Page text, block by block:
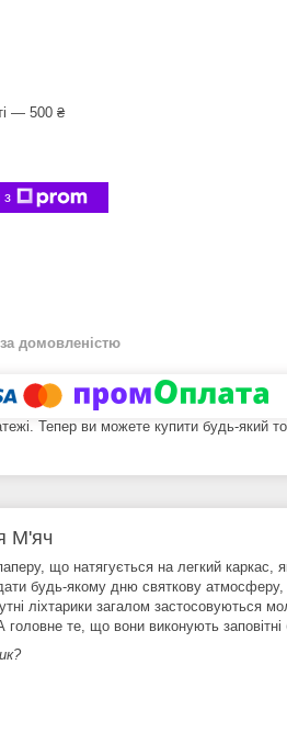
— 500 ₴
з
за домовленістю
Тепер ви можете купити будь-який
М'яч
що натягується на легкий каркас,
будь-якому дню святкову
ліхтарики загалом застосовуються
те, що вони виконують